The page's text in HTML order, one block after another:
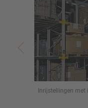
Inrijstellingen met